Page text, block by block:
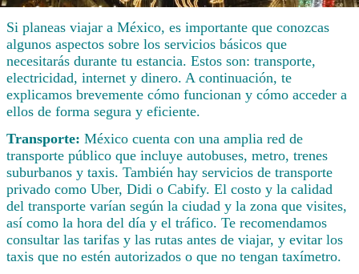
Si planeas viajar a México, es importante que conozcas
algunos aspectos sobre los servicios básicos que
necesitarás durante tu estancia. Estos son: transporte,
electricidad, internet y dinero. A continuación, te
explicamos brevemente cómo funcionan y cómo acceder a
ellos de forma segura y eficiente.
Transporte: México cuenta con una amplia red de
transporte público que incluye autobuses, metro, trenes
suburbanos y taxis. También hay servicios de transporte
privado como Uber, Didi o Cabify. El costo y la calidad
del transporte varían según la ciudad y la zona que visites,
así como la hora del día y el tráfico. Te recomendamos
consultar las tarifas y las rutas antes de viajar, y evitar los
taxis que no estén autorizados o que no tengan taxímetro.